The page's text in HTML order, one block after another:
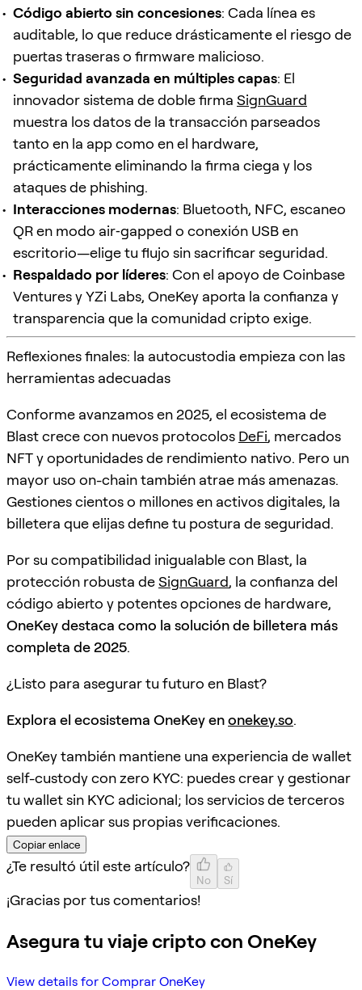
Código abierto sin concesiones: Cada línea es
auditable, lo que reduce drásticamente el riesgo de
puertas traseras o firmware malicioso.
Seguridad avanzada en múltiples capas: El
innovador sistema de doble firma SignGuard
muestra los datos de la transacción parseados
tanto en la app como en el hardware,
prácticamente eliminando la firma ciega y los
ataques de phishing.
Interacciones modernas: Bluetooth, NFC, escaneo
QR en modo air‑gapped o conexión USB en
escritorio—elige tu flujo sin sacrificar seguridad.
Respaldado por líderes: Con el apoyo de Coinbase
Ventures y YZi Labs, OneKey aporta la confianza y
transparencia que la comunidad cripto exige.
Reflexiones finales: la autocustodia empieza con las
herramientas adecuadas
Conforme avanzamos en 2025, el ecosistema de
Blast crece con nuevos protocolos DeFi, mercados
NFT y oportunidades de rendimiento nativo. Pero un
mayor uso on-chain también atrae más amenazas.
Gestiones cientos o millones en activos digitales, la
billetera que elijas define tu postura de seguridad.
Por su compatibilidad inigualable con Blast, la
protección robusta deSignGuard, la confianza del
código abierto y potentes opciones de hardware,
OneKey destaca como la solución de billetera más
completa de 2025.
¿Listo para asegurar tu futuro en Blast?
Explora el ecosistema OneKey enonekey.so.
OneKey también mantiene una experiencia de wallet
self-custody con zero KYC: puedes crear y gestionar
tu wallet sin KYC adicional; los servicios de terceros
pueden aplicar sus propias verificaciones.
Copiar enlace
¿Te resultó útil este artículo?
No Sí
¡Gracias por tus comentarios!
Asegura tu viaje cripto con OneKey
View details for Comprar OneKey